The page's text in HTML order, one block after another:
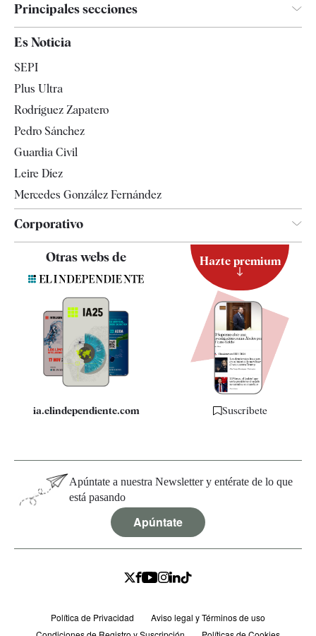
Principales secciones
Televisión
Es Noticia
SEPI
Plus Ultra
Rodríguez Zapatero
Pedro Sánchez
Guardia Civil
Leire Díez
Mercedes González Fernández
Corporativo
Quiénes somos
Especificaciones
Otras webs de
ia.elindependiente.com
Hazte premium
Suscríbete
Apúntate a nuestra Newsletter y entérate de lo que
está pasando
Apúntate
Política de Privacidad
Aviso legal y Términos de uso